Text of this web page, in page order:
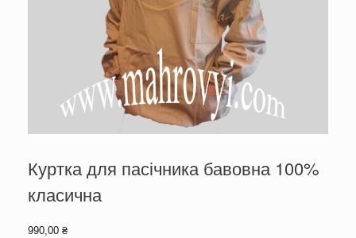
Куртка для пасічника бавовна 100%
класична
990,00 ₴